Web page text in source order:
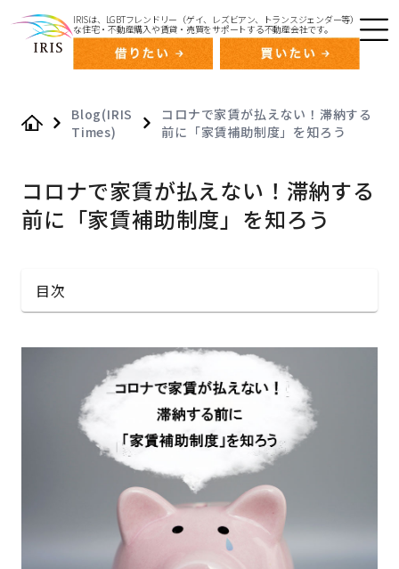
IRISは、LGBTフレンドリー（ゲイ、レズビアン、トランスジェンダー等）
な住宅・不動産購入や賃貸・売買をサポートする不動産会社です。
Blog(IRIS
Times)
コロナで家賃が払えない！滞納する
前に「家賃補助制度」を知ろう
コロナで家賃が払えない！滞納する
前に「家賃補助制度」を知ろう
目次